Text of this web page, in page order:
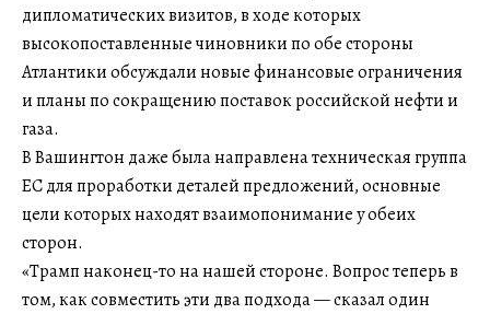
дипломатических визитов, в ходе которых
высокопоставленные чиновники по обе стороны
Атлантики обсуждали новые финансовые ограничения
и планы по сокращению поставок российской нефти и
газа.
В Вашингтон даже была направлена техническая группа
ЕС для проработки деталей предложений, основные
цели которых находят взаимопонимание у обеих
сторон.
«Трамп наконец-то на нашей стороне. Вопрос теперь в
том, как совместить эти два подхода — сказал один